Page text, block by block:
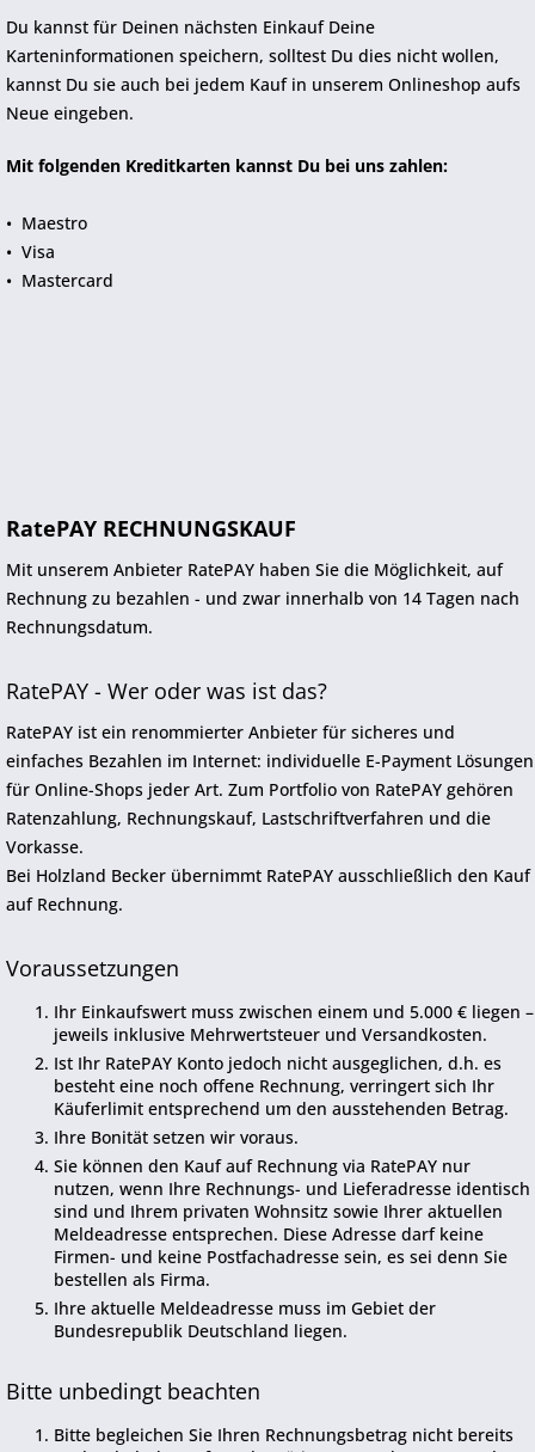
RatePAY RECHNUNGSKAUF
Mit unserem Anbieter RatePAY haben Sie die Möglichkeit, auf
Rechnung zu bezahlen - und zwar innerhalb von 14 Tagen nach
Rechnungsdatum.
RatePAY - Wer oder was ist das?
RatePAY ist ein renommierter Anbieter für sicheres und
einfaches Bezahlen im Internet: individuelle E-Payment Lösungen
für Online-Shops jeder Art. Zum Portfolio von RatePAY gehören
Ratenzahlung, Rechnungskauf, Lastschriftverfahren und die
Vorkasse.
Bei Holzland Becker übernimmt RatePAY ausschließlich den Kauf
auf Rechnung.
Voraussetzungen
Ihr Einkaufswert muss zwischen einem und 5.000 € liegen –
jeweils inklusive Mehrwertsteuer und Versandkosten.
Ist Ihr RatePAY Konto jedoch nicht ausgeglichen, d.h. es
besteht eine noch offene Rechnung, verringert sich Ihr
Käuferlimit entsprechend um den ausstehenden Betrag.
Ihre Bonität setzen wir voraus.
Sie können den Kauf auf Rechnung via RatePAY nur
nutzen, wenn Ihre Rechnungs- und Lieferadresse identisch
sind und Ihrem privaten Wohnsitz sowie Ihrer aktuellen
Meldeadresse entsprechen. Diese Adresse darf keine
Firmen- und keine Postfachadresse sein, es sei denn Sie
bestellen als Firma.
Ihre aktuelle Meldeadresse muss im Gebiet der
Bundesrepublik Deutschland liegen.
Bitte unbedingt beachten
Bitte begleichen Sie Ihren Rechnungsbetrag nicht bereits
Du kannst für Deinen nächsten Einkauf Deine
Karteninformationen speichern, solltest Du dies nicht wollen,
kannst Du sie auch bei jedem Kauf in unserem Onlineshop aufs
Neue eingeben.
Mit folgenden Kreditkarten kannst Du bei uns zahlen:
• Maestro
• Visa
• Mastercard